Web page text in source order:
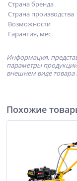
Страна бренда
Страна производства
Возможности
Гарантия, мес.
Информация,
параметры
внешнем виде товара
Похожие